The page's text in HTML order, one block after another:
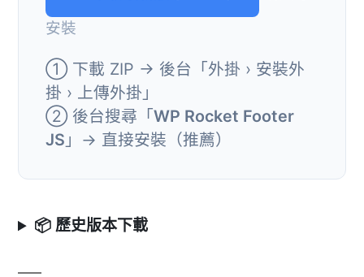
安裝
① 下載 ZIP → 後台「外掛 › 安裝外
掛 › 上傳外掛」
② 後台搜尋「WP Rocket Footer
JS 」→ 直接安裝（推薦）
📦 歷史版本下載